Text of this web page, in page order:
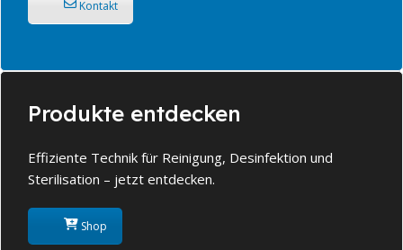
Kontakt
Produkte entdecken
Effiziente Technik für Reinigung, Desinfektion und
Sterilisation – jetzt entdecken.
Shop